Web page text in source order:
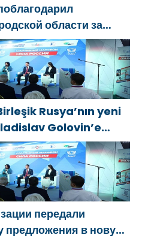
области за
от
Rusya’nın yeni
Golovin’e
передали
предложения в новую